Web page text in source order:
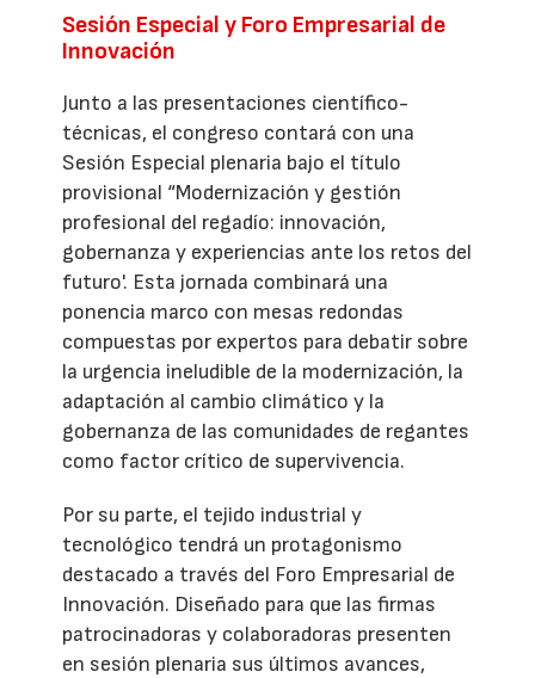
Sesión Especial y Foro Empresarial de
Innovación
Junto a las presentaciones científico-
técnicas, el congreso contará con una
Sesión Especial plenaria bajo el título
provisional “Modernización y gestión
profesional del regadío: innovación,
gobernanza y experiencias ante los retos del
futuro'. Esta jornada combinará una
ponencia marco con mesas redondas
compuestas por expertos para debatir sobre
la urgencia ineludible de la modernización, la
adaptación al cambio climático y la
gobernanza de las comunidades de regantes
como factor crítico de supervivencia.
Por su parte, el tejido industrial y
tecnológico tendrá un protagonismo
destacado a través del Foro Empresarial de
Innovación. Diseñado para que las firmas
patrocinadoras y colaboradoras presenten
en sesión plenaria sus últimos avances,